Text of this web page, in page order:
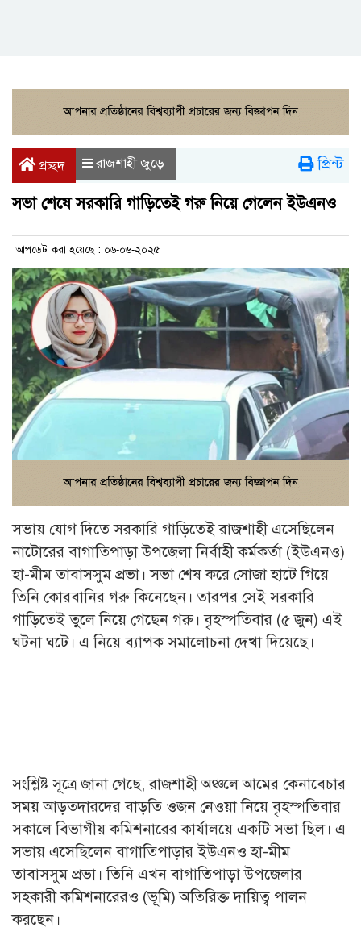
প্রচ্ছদ রাজশাহী জুড়ে প্রিন্ট
সভা শেষে সরকারি গাড়িতেই গরু নিয়ে গেলেন ইউএনও
আপডেট করা হয়েছে : ০৬-০৬-২০২৫
সভায় যোগ দিতে সরকারি গাড়িতেই রাজশাহী এসেছিলেন
নাটোরের বাগাতিপাড়া উপজেলা নির্বাহী কর্মকর্তা (ইউএনও)
হা-মীম তাবাসসুম প্রভা। সভা শেষ করে সোজা হাটে গিয়ে
তিনি কোরবানির গরু কিনেছেন। তারপর সেই সরকারি
গাড়িতেই তুলে নিয়ে গেছেন গরু। বৃহস্পতিবার (৫ জুন) এই
ঘটনা ঘটে। এ নিয়ে ব্যাপক সমালোচনা দেখা দিয়েছে।
সংশ্লিষ্ট সূত্রে জানা গেছে, রাজশাহী অঞ্চলে আমের কেনাবেচার
সময় আড়তদারদের বাড়তি ওজন নেওয়া নিয়ে বৃহস্পতিবার
সকালে বিভাগীয় কমিশনারের কার্যালয়ে একটি সভা ছিল। এ
সভায় এসেছিলেন বাগাতিপাড়ার ইউএনও হা-মীম
তাবাসসুম প্রভা। তিনি এখন বাগাতিপাড়া উপজেলার
সহকারী কমিশনারেরও (ভূমি) অতিরিক্ত দায়িত্ব পালন
করছেন।